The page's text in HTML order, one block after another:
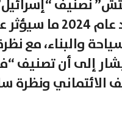
غزة حتى بعد
والبناء، مع
إلى أن تصنيف
ونظرة